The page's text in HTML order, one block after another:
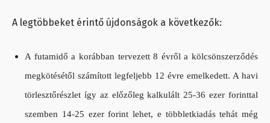
A legtöbbeket érintő újdonságok a következők:
A futamidő a korábban tervezett 8 évről a kölcsönszerződés
megkötésétől számított legfeljebb 12 évre emelkedett. A havi
törlesztőrészlet így az előzőleg kalkulált 25-36 ezer forinttal
szemben 14-25 ezer forint lehet, e többletkiadás tehát még